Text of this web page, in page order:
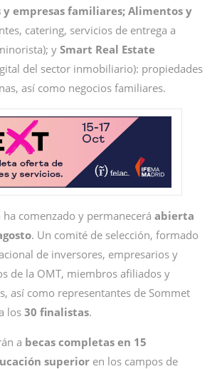
y empresas familiares;Alimentos y
catering, servicios de entrega a
y Smart Real Estate
del sector inmobiliario): propiedades
así como negocios familiares.
comenzado y permanecerá abierta
. Un comité de selección, formado
de inversores, empresarios y
de la OMT, miembros afiliados y
así como representantes de Sommet
los 30 finalistas.
a becas completas en 15
superior en los campos de